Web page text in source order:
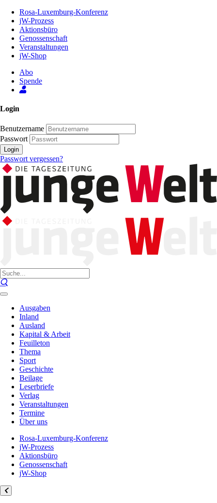
Inhalt
Seite
Rosa-Luxemburg-Konferenz
jW-Prozess
Aktionsbüro
Genossenschaft
Veranstaltungen
jW-Shop
Abo
Spende
Login
Benutzername
Passwort
Login
Passwort vergessen?
Ausgaben
Inland
Ausland
Kapital & Arbeit
Feuilleton
Thema
Sport
Geschichte
Beilage
Leserbriefe
Verlag
Veranstaltungen
Termine
Über uns
Rosa-Luxemburg-Konferenz
jW-Prozess
Aktionsbüro
Genossenschaft
jW-Shop